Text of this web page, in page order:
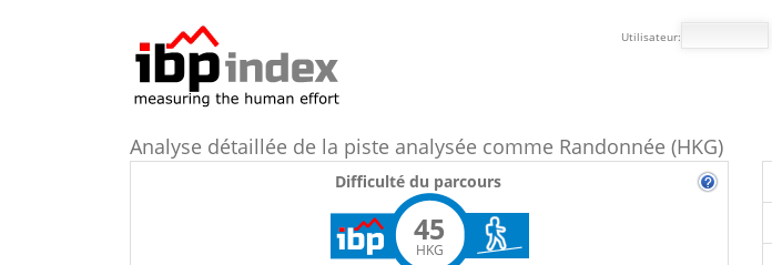
Utilisateur:
Analyse détaillée de la piste analysée comme Randonnée (HKG)
Difficulté du parcours
45
HKG